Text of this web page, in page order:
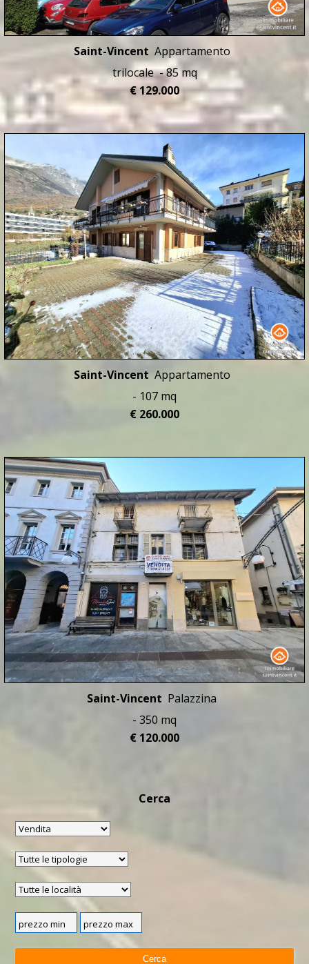
Saint-Vincent Appartamento
trilocale - 85 mq
€ 129.000
Saint-Vincent Appartamento
- 107 mq
€ 260.000
Saint-Vincent Palazzina
- 350 mq
€ 120.000
Cerca